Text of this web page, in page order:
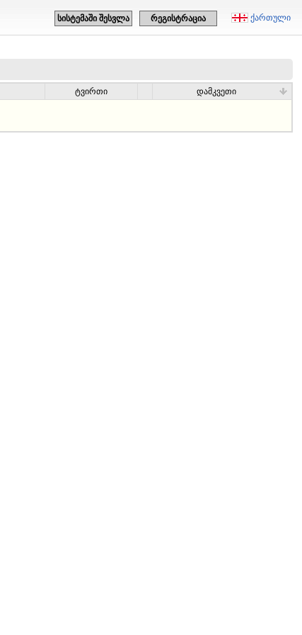
ქართული
სისტემაში შესვლა რეგისტრაცია
ტვირთი
დამკვეთი